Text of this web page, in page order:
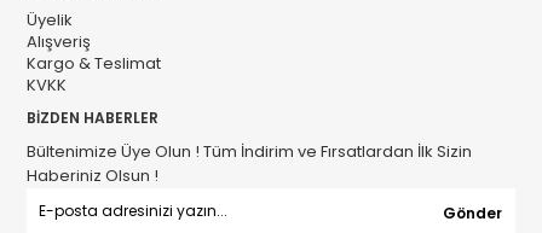
Üyelik
Alışveriş
Kargo & Teslimat
KVKK
BİZDEN HABERLER
Bültenimize Üye Olun ! Tüm İndirim ve Fırsatlardan İlk Sizin
Haberiniz Olsun !
Gönder